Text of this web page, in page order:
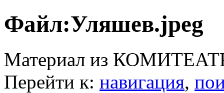
Файл:Уляшев.jpeg
Материал из
Перейти к: навигация,